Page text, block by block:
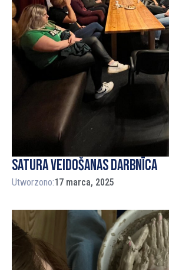
Satura veidošanas darbnīca
Utworzono:17 marca, 2025